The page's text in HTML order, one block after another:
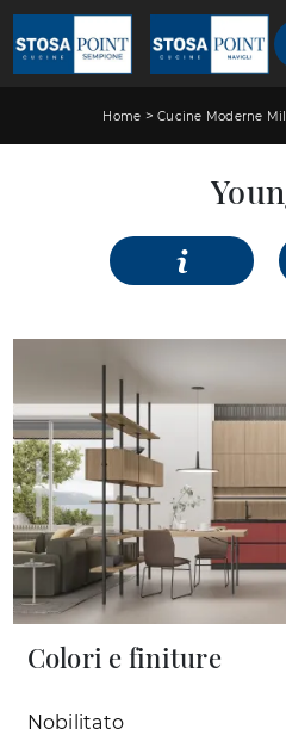
Home > Cucine Moderne
Colori e finiture
Nobilitato